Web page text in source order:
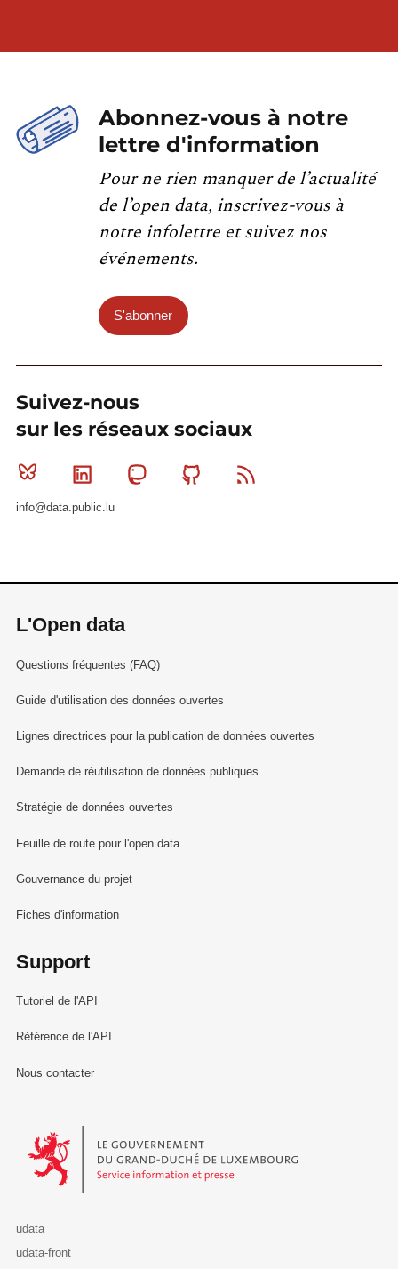
Abonnez-vous à notre
lettre d'information
Pour ne rien manquer de l’actualité
de l’open data, inscrivez-vous à
notre infolettre et suivez nos
événements.
S'abonner
Suivez-nous
sur les réseaux sociaux
Bluesky Linkedin MastodonGithub
info@data.public.lu
L'Open data
Questions fréquentes (FAQ)
Guide d'utilisation des données ouvertes
Lignes directrices pour la publication de données ouvertes
Demande de réutilisation de données publiques
Stratégie de données ouvertes
Feuille de route pour l'open data
Gouvernance du projet
Fiches d'information
Support
Tutoriel de l'API
Référence de l'API
Nous contacter
Le Gouvernement du Grand-Duché de Luxembourg - Service
udata
udata-front